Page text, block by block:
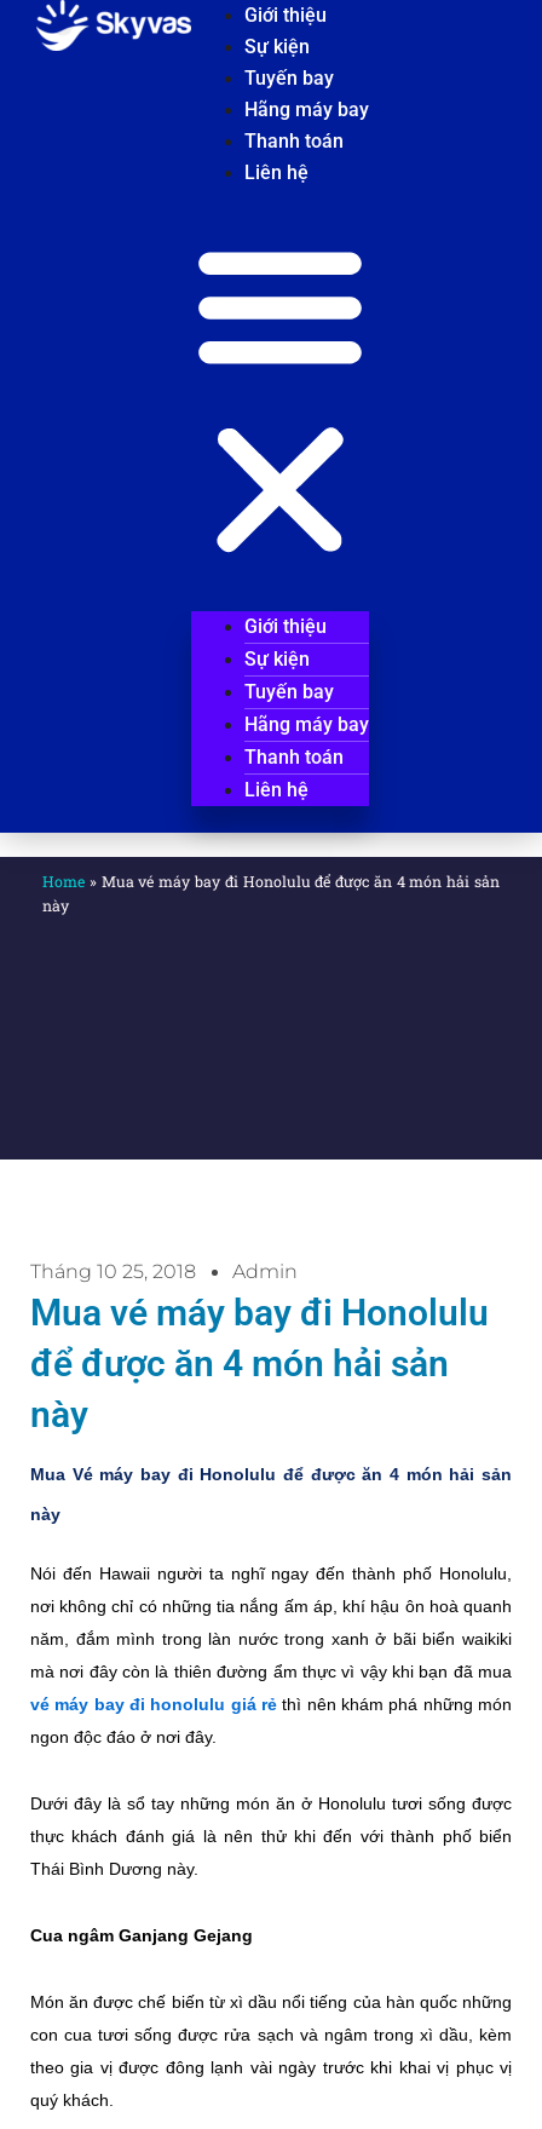
Giới thiệu
Sự kiện
Tuyến bay
Hãng máy bay
Thanh toán
Liên hệ
Giới thiệu
Sự kiện
Tuyến bay
Hãng máy bay
Thanh toán
Liên hệ
Home » Mua vé máy bay đi Honolulu để được ăn 4 món hải sản
này
Tháng 10 25, 2018 Admin
Mua vé máy bay đi Honolulu
để được ăn 4 món hải sản
này
Mua Vé máy bay đi Honolulu để được ăn 4 món hải sản
này
Nói đến Hawaii người ta nghĩ ngay đến thành phố Honolulu,
nơi không chỉ có những tia nắng ấm áp, khí hậu ôn hoà quanh
năm, đắm mình trong làn nước trong xanh ở bãi biển waikiki
mà nơi đây còn là thiên đường ẩm thực vì vậy khi bạn đã mua
vé máy bay đi honolulu giá rẻ thì nên khám phá những món
ngon độc đáo ở nơi đây.
Dưới đây là sổ tay những món ăn ở Honolulu tươi sống được
thực khách đánh giá là nên thử khi đến với thành phố biển
Thái Bình Dương này.
Cua ngâm Ganjang Gejang
Món ăn được chế biến từ xì dầu nổi tiếng của hàn quốc những
con cua tươi sống được rửa sạch và ngâm trong xì dầu, kèm
theo gia vị được đông lạnh vài ngày trước khi khai vị phục vị
quý khách.